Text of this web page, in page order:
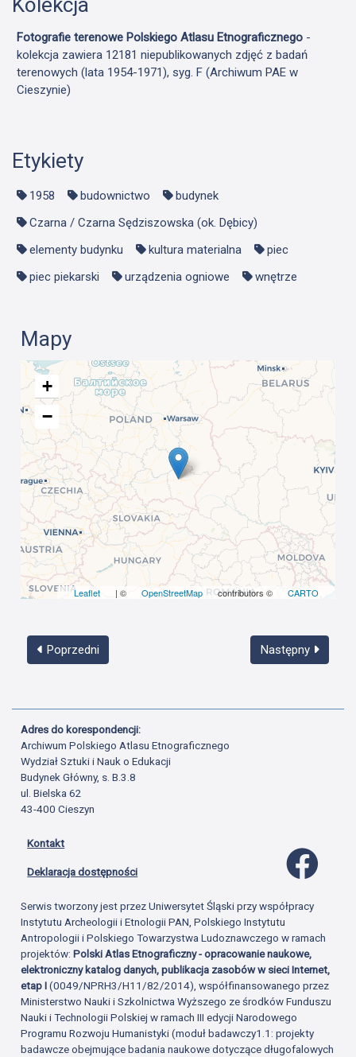
Fotografie terenowe Polskiego Atlasu Etnograficznego -
kolekcja zawiera 12181 niepublikowanych zdjęć z badań
terenowych (lata 1954-1971), syg. F (Archiwum PAE w
Cieszynie)
Etykiety
1958 budownictwo
budynek
Czarna / Czarna Sędziszowska (ok. Dębicy)
elementy budynku
kultura materialna
piec
piec piekarski
urządzenia ogniowe wnętrze
Mapy
+
−
Leaflet | © OpenStreetMap contributors © CARTO
Poprzedni Następny
Adres do korespondencji:
Archiwum Polskiego Atlasu Etnograficznego
Wydział Sztuki i Nauk o Edukacji
Budynek Główny, s. B.3.8
ul. Bielska 62
43-400 Cieszyn
Kontakt
Deklaracja dostępności
Serwis tworzony jest przez Uniwersytet Śląski przy współpracy
Instytutu Archeologii i Etnologii PAN, Polskiego Instytutu
Antropologii i Polskiego Towarzystwa Ludoznawczego w ramach
projektów:Polski Atlas Etnograficzny - opracowanie naukowe,
elektroniczny katalog danych, publikacja zasobów w sieci Internet,
etap I(0049/NPRH3/H11/82/2014), współfinansowanego przez
Ministerstwo Nauki i Szkolnictwa Wyższego ze środków Funduszu
Nauki i Technologii Polskiej w ramach III edycji Narodowego
Programu Rozwoju Humanistyki (moduł badawczy1.1: projekty
badawcze obejmujące badania naukowe dotyczące długofalowych